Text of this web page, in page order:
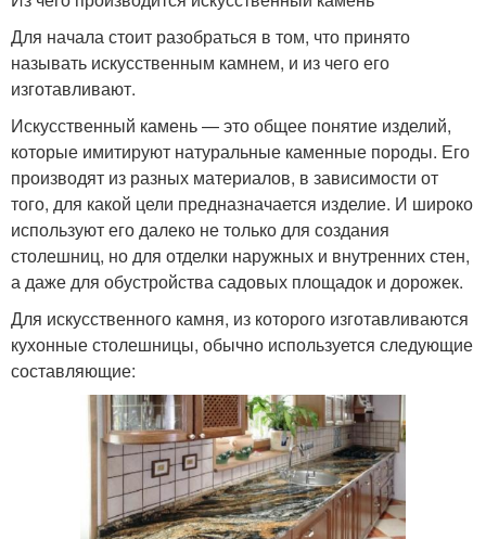
Для начала стоит разобраться в том, что принято
называть искусственным камнем, и из чего его
изготавливают.
Искусственный камень — это общее понятие изделий,
которые имитируют натуральные каменные породы. Его
производят из разных материалов, в зависимости от
того, для какой цели предназначается изделие. И широко
используют его далеко не только для создания
столешниц, но для отделки наружных и внутренних стен,
а даже для обустройства садовых площадок и дорожек.
Для искусственного камня, из которого изготавливаются
кухонные столешницы, обычно используется следующие
составляющие: